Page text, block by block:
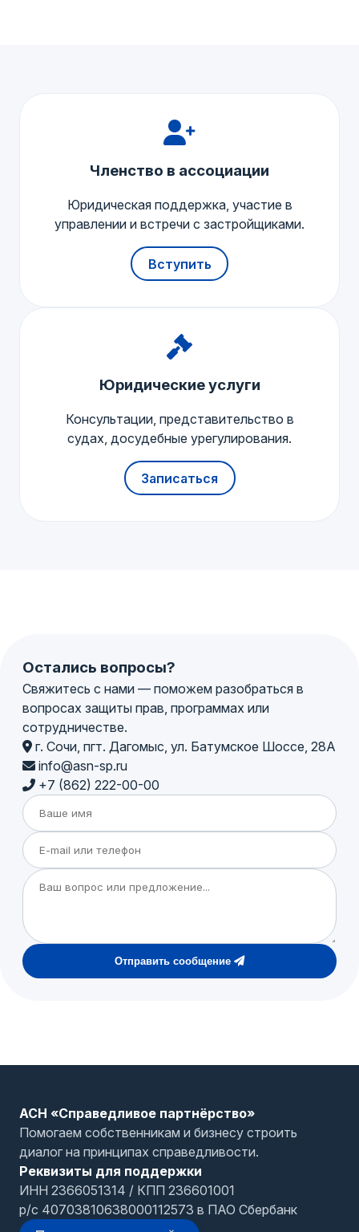
Членство в ассоциации
Юридическая поддержка, участие в
управлении и встречи с застройщиками.
Вступить
Юридические услуги
Консультации, представительство в
судах, досудебные урегулирования.
Записаться
Остались вопросы?
Свяжитесь с нами — поможем разобраться в
вопросах защиты прав, программах или
сотрудничестве.
г. Сочи, пгт. Дагомыс, ул. Батумское Шоссе, 28А
info@asn-sp.ru
+7 (862) 222-00-00
Отправить сообщение
АСН «Справедливое партнёрство»
Помогаем собственникам и бизнесу строить
диалог на принципах справедливости.
Реквизиты для поддержки
ИНН 2366051314 / КПП 236601001
р/с 40703810638000112573 в ПАО Сбербанк